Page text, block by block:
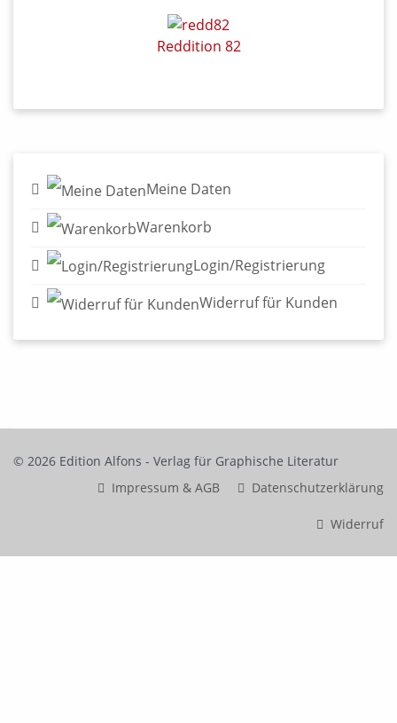
Reddition 82
Meine Daten
Warenkorb
Login/Registrierung
Widerruf für Kunden
© 2026 Edition Alfons - Verlag für Graphische Literatur
Impressum & AGB
Datenschutzerklärung
Widerruf